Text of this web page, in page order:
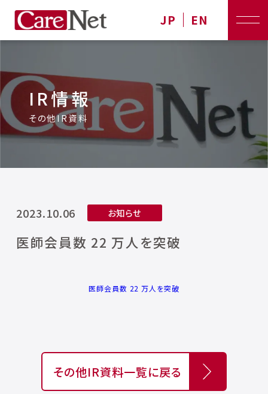
JP EN
IR情報
その他IR資料
2023.10.06 お知らせ
医師会員数 22 万人を突破
医師会員数 22 万人を突破
その他IR資料一覧に戻る